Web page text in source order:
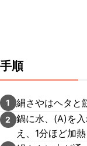
手順
1 絹さやはヘタと
2
鍋に水、(A)を
え、1分ほど加熱